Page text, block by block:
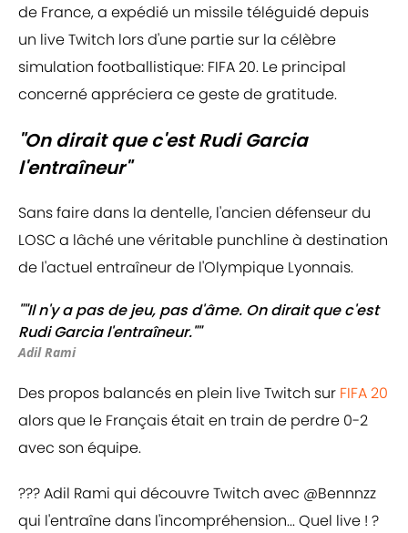
de France, a expédié un missile téléguidé depuis
un live Twitch lors d'une partie sur la célèbre
simulation footballistique: FIFA 20. Le principal
concerné appréciera ce geste de gratitude.
"On dirait que c'est Rudi Garcia
l'entraîneur"
Sans faire dans la dentelle, l'ancien défenseur du
LOSC a lâché une véritable punchline à destination
de l'actuel entraîneur de l'Olympique Lyonnais.
""Il n'y a pas de jeu, pas d'âme. On dirait que c'est
Rudi Garcia l'entraîneur.""
Adil Rami
Des propos balancés en plein live Twitch sur FIFA 20
alors que le Français était en train de perdre 0-2
avec son équipe.
??? Adil Rami qui découvre Twitch avec @Bennnzz
qui l'entraîne dans l'incompréhension... Quel live ! ?